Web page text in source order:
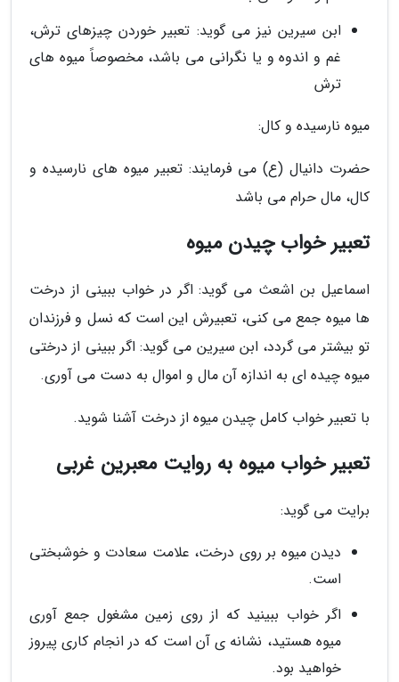
ابن سیرین نیز می گوید: تعبیر خوردن چیزهای ترش،
غم و اندوه و یا نگرانی می باشد، مخصوصاً میوه های
ترش
میوه نارسیده و کال:
حضرت دانیال (ع) می فرمایند: تعبیر میوه های نارسیده و
کال، مال حرام می باشد
تعبیر خواب چیدن میوه
اسماعیل بن اشعث می گوید: اگر در خواب ببینی از درخت
ها میوه جمع می کنی، تعبیرش این است که نسل و فرزندان
تو بیشتر می گردد، ابن سیرین می گوید: اگر ببینی از درختی
میوه چیده ای به اندازه آن مال و اموال به دست می آوری.
با تعبیر خواب کامل چیدن میوه از درخت آشنا شوید.
تعبیر خواب میوه به روایت معبرین غربی
برایت مى گوید:
دیدن میوه بر روى درخت، علامت سعادت و خوشبختى
است.
اگر خواب ببینید که از روى زمین مشغول جمع آورى
میوه هستید، نشانه ى آن است که در انجام کارى پیروز
خواهید بود.